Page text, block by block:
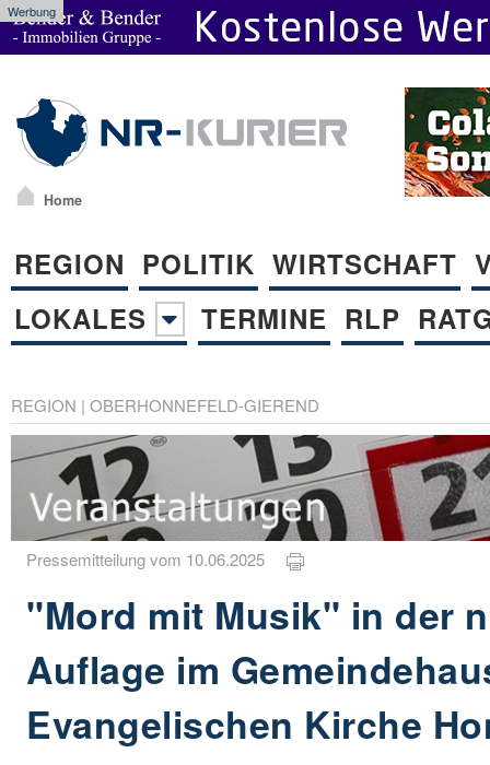
Werbung
Home
REGION POLITIK WIRTSCHAFT
LOKALES
TERMINE RLP
REGION | OBERHONNEFELD-GIEREND
Pressemitteilung vom 10.06.2025
"Mord mit Musik" in der
Auflage im
Evangelischen Kirche